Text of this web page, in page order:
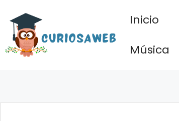
contenido
Inicio
Música